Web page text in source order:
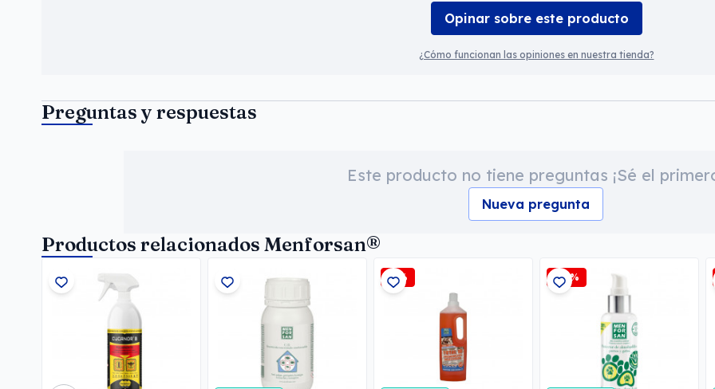
Opinar sobre este producto
¿Cómo funcionan las opiniones en nuestra tienda?
Preguntas y respuestas
Este producto no tiene preguntas ¡Sé el
Nueva pregunta
Productos relacionados Menforsan®
-5% -15%